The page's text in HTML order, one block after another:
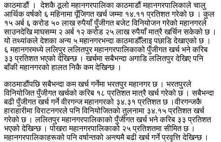
काठमाडौं । देशकै ठूलो महानगरपालिका काठमाडौं महानगरपालिकाले चालु
आर्थिक वर्षको ६ महिनामा पूँजिगत खर्च जम्मा १४.११ प्रतिशत गरेको छ । कुल
१५ अर्ब ६ करोड ५० लाख रुपैयाँ पुँजीगत बजेट विनियोजन गरेको महानगरले
साउनदेखि माघसम्म २ अर्ब १२ करोड २५ लाख रुपैयाँ मात्रै खर्चिन सकेको छ ।
यो तथ्यांकले देशका अन्य ५ महानगरभन्दा काठमाडौँलाइ पछाडि देखाएको छ ।
६ महानगरमध्ये ललिपुर ललितपुर महानगरपालिकाको पुँजीगत खर्च भने करिब
३३ प्रतिशत भएको देखिन्छ । खर्चमा सबैभन्दा अगाडि ललितपुर देखिए पनि
बाँकी महानगरको हालत निकै कम देखिन्छ ।
काठमाडौंपछि सबैभन्दा कम खर्च गर्नेमा भरतपुर महानगर छ । भरतपुरले
विनियोजित पुँजीगत खर्चको करिब १८ प्रतिशत मात्रै खर्च गरेको छ । सबैभन्दा
बढी पुँजीगत खर्च गर्ने वीरगन्ज महानगरको ३४.३१ प्रतिशत छ ।वीरगन्जकै
हाराहारीमा विराटनगरले पनि विनियोजितको तुलनामा ३४.१५ प्रतिशत खर्च
गरेको छ । ललितपुर महानगरपालिकाको पुँजीगत खर्च भने करिब ३३ प्रतिशत
भएको देखिन्छ । पोखरा महानगरपालिकाको २५ प्रतिशतमा सीमित छ ।
महानगरपालिकाहरूको पनि वर्षान्तको अन्त्यमै बढी खर्च गर्ने प्रवृत्ति देखिन्छ ।